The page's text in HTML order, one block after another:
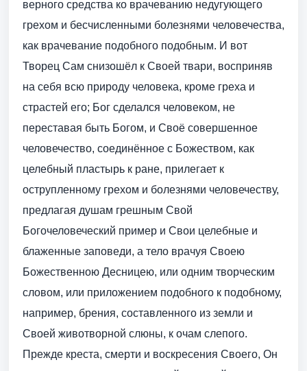
верного средства ко врачеванию недугующего
грехом и бесчисленными болезнями человечества,
как врачевание подобного подобным. И вот
Творец Сам снизошёл к Своей твари, восприняв
на себя всю природу человека, кроме греха и
страстей его; Бог сделался человеком, не
переставая быть Богом, и Своё совершенное
человечество, соединённое с Божеством, как
целебный пластырь к ране, прилегает к
острупленному грехом и болезнями человечеству,
предлагая душам грешным Свой
Богочеловеческий пример и Свои целебные и
блаженные заповеди, а тело врачуя Своею
Божественною Десницею, или одним творческим
словом, или приложением подобного к подобному,
например, брения, составленного из земли и
Своей животворной слюны, к очам слепого.
Прежде креста, смерти и воскресения Своего, Он